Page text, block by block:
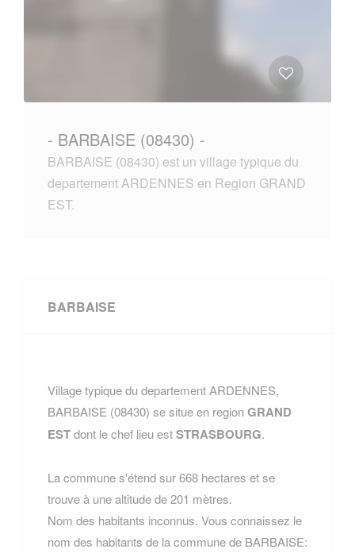
- BARBAISE (08430) -
BARBAISE (08430) est un village typique du
departement ARDENNES en Region GRAND
EST.
BARBAISE
Village typique du departement ARDENNES,
BARBAISE (08430) se situe en regionGRAND
ESTdont le chef lieu estSTRASBOURG.
La commune s'étend sur 668 hectares et se
trouve à une altitude de 201 mètres.
Nom des habitants inconnus. Vous connaissez le
nom des habitants de la commune de BARBAISE: